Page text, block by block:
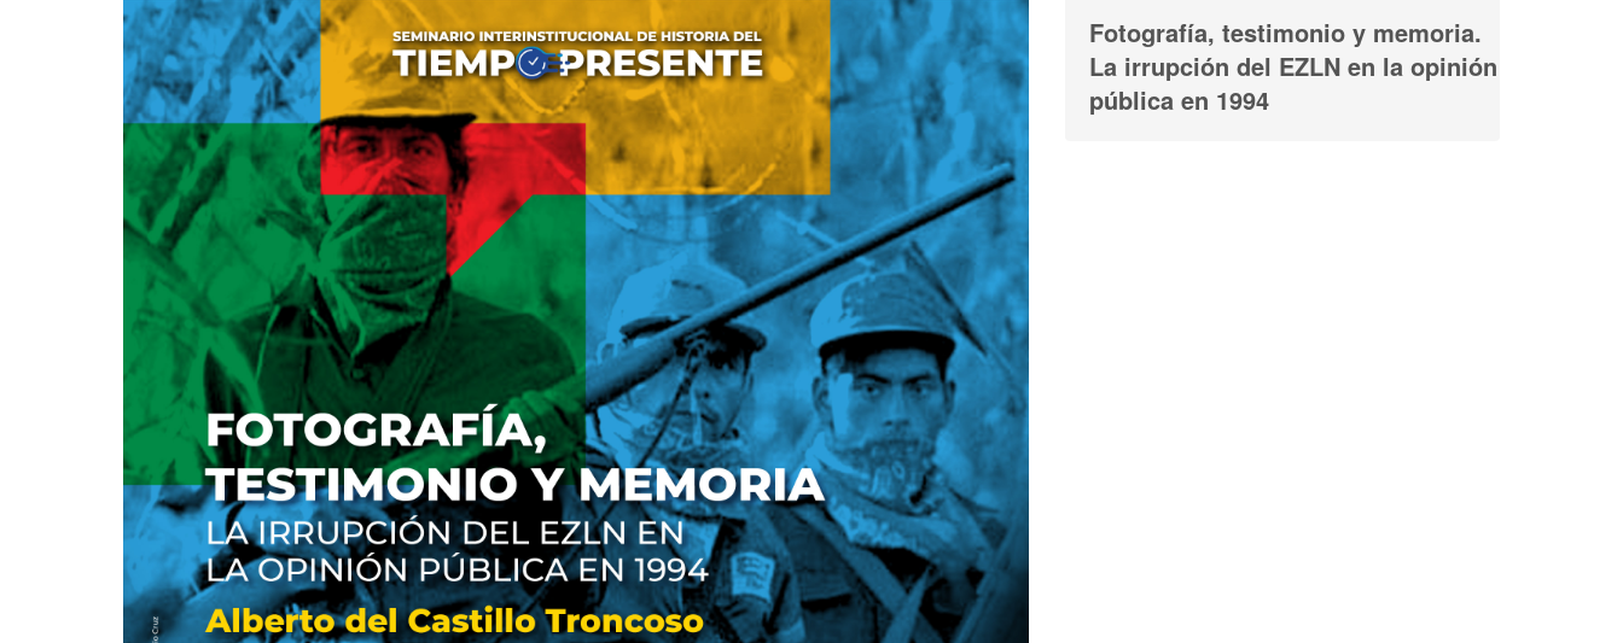
Fotografía, testimonio y memoria.
La irrupción del EZLN en la opinión
pública en 1994